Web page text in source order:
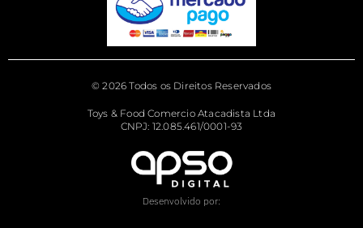
© 2026 Todos os Direitos Reservados
Toys & Food Comercio Atacadista Ltda
CNPJ: 12.085.461/0001-93
Desenvolvido por: